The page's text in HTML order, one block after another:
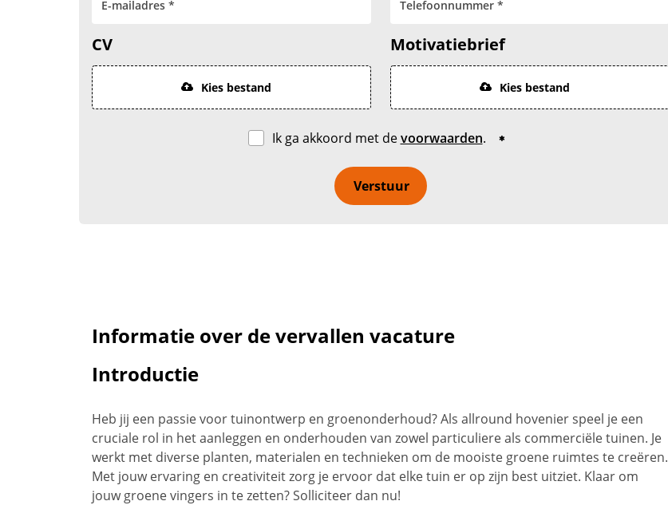
CV
Kies bestand
Motivatiebrief
Kies bestand
Ik ga akkoord met devoorwaarden.
Verstuur
Informatie over de vervallen vacature
Introductie
Heb jij een passie voor tuinontwerp en groenonderhoud? Als allround hovenier speel je een
cruciale rol in het aanleggen en onderhouden van zowel particuliere als commerciële tuinen. Je
werkt met diverse planten, materialen en technieken om de mooiste groene ruimtes te creëren.
Met jouw ervaring en creativiteit zorg je ervoor dat elke tuin er op zijn best uitziet. Klaar om
jouw groene vingers in te zetten? Solliciteer dan nu!